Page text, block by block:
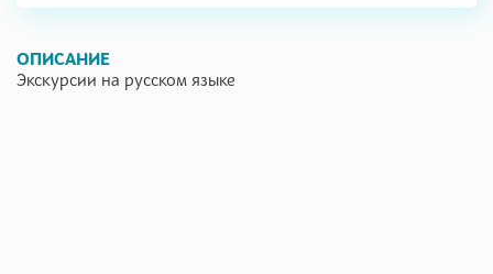
ОПИСАНИЕ
Экскурсии на русском языке